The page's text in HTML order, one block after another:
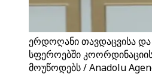
ერდოღანი თავდაცვისა
სფეროებში
მოუწოდებს / Anadolu